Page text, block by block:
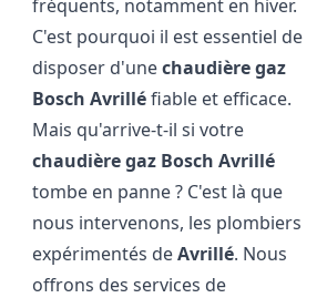
fréquents, notamment en hiver.
C'est pourquoi il est essentiel de
disposer d'unechaudière gaz
Bosch Avrilléfiable et efficace.
Mais qu'arrive-t-il si votre
chaudière gaz Bosch Avrillé
tombe en panne ? C'est là que
nous intervenons, les plombiers
expérimentés deAvrillé. Nous
offrons des services de